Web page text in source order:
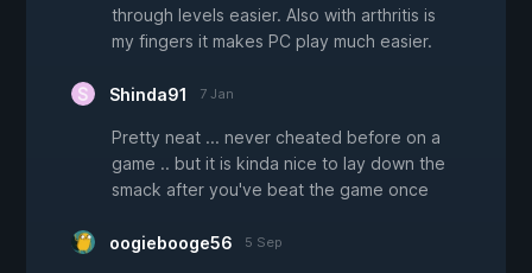
through levels easier. Also with arthritis is
my fingers it makes PC play much easier.
Shinda91 7 Jan
Pretty neat ... never cheated before on a
game .. but it is kinda nice to lay down the
smack after you've beat the game once
oogiebooge56 5 Sep